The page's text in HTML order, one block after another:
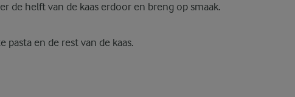
de helft van de kaas erdoor en breng op smaak.
pasta en de rest van de kaas.